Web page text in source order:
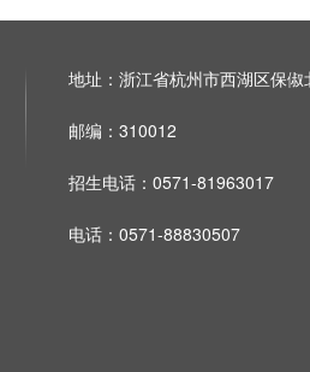
地址：浙江省杭州市西湖区保俶
邮编：310012
招生电话：0571-81963017
电话：0571-88830507